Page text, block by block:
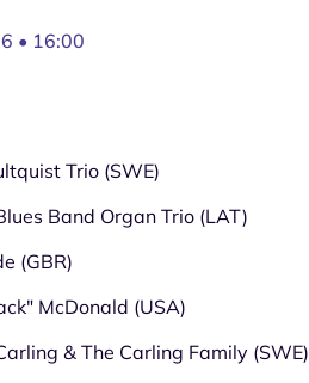
• 16:00
Trio (SWE)
Band Organ Trio (LAT)
(GBR)
McDonald (USA)
& The Carling Family (SWE)